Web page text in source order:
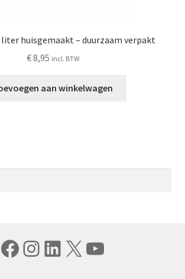
huisgemaakt – duurzaam verpakt
€8,95 incl. BTW
aan winkelwagen
Facebook
Instagram
LinkedIn
X YouTube